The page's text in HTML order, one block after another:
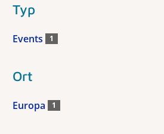
Typ
Events 1
Ort
Europa 1